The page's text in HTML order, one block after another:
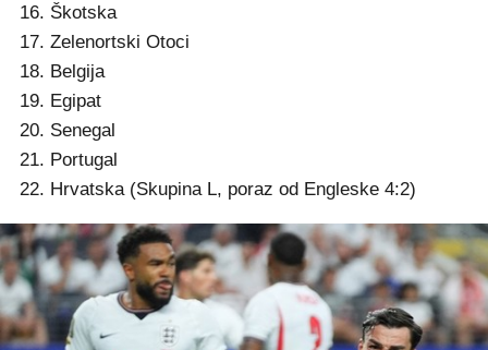
16. Škotska
17. Zelenortski Otoci
18. Belgija
19. Egipat
20. Senegal
21. Portugal
22. Hrvatska (Skupina L, poraz od Engleske 4:2)